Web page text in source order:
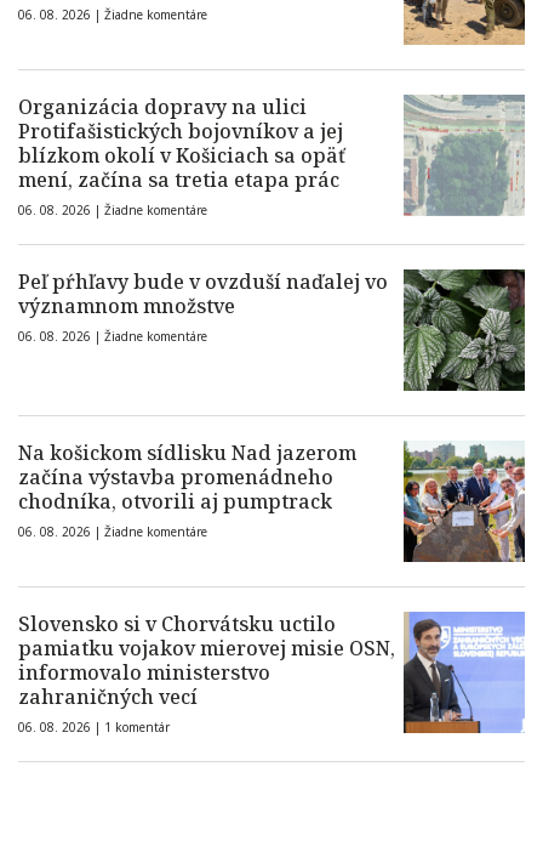
06. 08. 2026 | Žiadne komentáre
Organizácia dopravy na ulici
Protifašistických bojovníkov a jej
blízkom okolí v Košiciach sa opäť
mení, začína sa tretia etapa prác
06. 08. 2026 | Žiadne komentáre
Peľ pŕhľavy bude v ovzduší naďalej vo
významnom množstve
06. 08. 2026 | Žiadne komentáre
Na košickom sídlisku Nad jazerom
začína výstavba promenádneho
chodníka, otvorili aj pumptrack
06. 08. 2026 | Žiadne komentáre
Slovensko si v Chorvátsku uctilo
pamiatku vojakov mierovej misie OSN,
informovalo ministerstvo
zahraničných vecí
06. 08. 2026 | 1 komentár